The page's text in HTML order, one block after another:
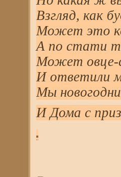
Взгляд, как
Может это
А по стати
Может овце-
И ответили
Мы
И Дома с